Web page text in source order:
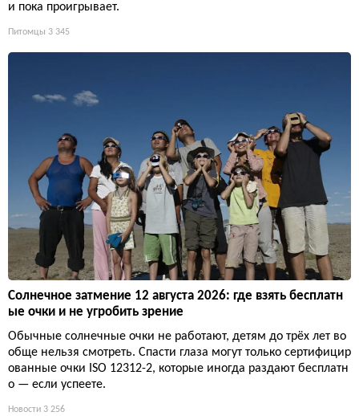
и пока проигрывает.
Питомцы 3 345
Солнечное затмение 12 августа 2026: где взять бесплатн
ые очки и не угробить зрение
Обычные солнечные очки не работают, детям до трёх лет во
обще нельзя смотреть. Спасти глаза могут только сертифицир
ованные очки ISO 12312-2, которые иногда раздают бесплатн
о — если успеете.
Новости 3 256